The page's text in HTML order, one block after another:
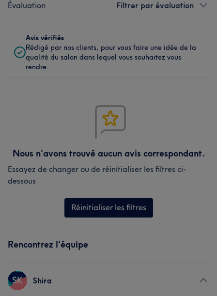
Évaluation Filtrer par évaluation
Avis vérifiés
Rédigé par nos clients, pour vous faire une idée de la
qualité du salon dans lequel vous souhaitez vous
rendre.
Nous n'avons trouvé aucun avis correspondant.
Essayez de changer ou de réinitialiser les filtres ci-
dessous
Réinitialiser les filtres
Rencontrez l'équipe
SK Shira